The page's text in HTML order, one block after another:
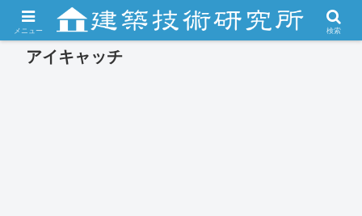
アイキャッチ
メニュー 検索